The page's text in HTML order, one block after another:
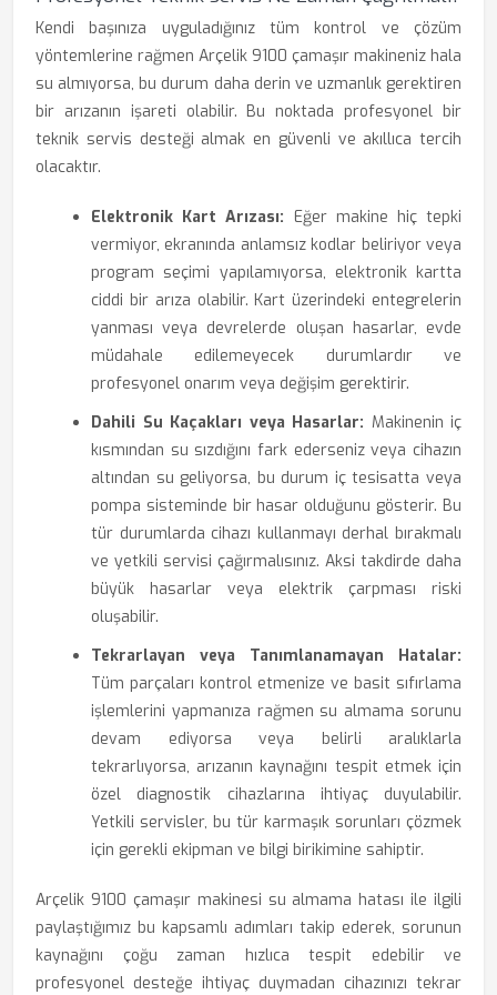
Kendi başınıza uyguladığınız tüm kontrol ve çözüm
yöntemlerine rağmen Arçelik 9100 çamaşır makineniz hala
su almıyorsa, bu durum daha derin ve uzmanlık gerektiren
bir arızanın işareti olabilir. Bu noktada profesyonel bir
teknik servis desteği almak en güvenli ve akıllıca tercih
olacaktır.
Elektronik Kart Arızası: Eğer makine hiç tepki
vermiyor, ekranında anlamsız kodlar beliriyor veya
program seçimi yapılamıyorsa, elektronik kartta
ciddi bir arıza olabilir. Kart üzerindeki entegrelerin
yanması veya devrelerde oluşan hasarlar, evde
müdahale edilemeyecek durumlardır ve
profesyonel onarım veya değişim gerektirir.
Dahili Su Kaçakları veya Hasarlar: Makinenin iç
kısmından su sızdığını fark ederseniz veya cihazın
altından su geliyorsa, bu durum iç tesisatta veya
pompa sisteminde bir hasar olduğunu gösterir. Bu
tür durumlarda cihazı kullanmayı derhal bırakmalı
ve yetkili servisi çağırmalısınız. Aksi takdirde daha
büyük hasarlar veya elektrik çarpması riski
oluşabilir.
Tekrarlayan veya Tanımlanamayan Hatalar:
Tüm parçaları kontrol etmenize ve basit sıfırlama
işlemlerini yapmanıza rağmen su almama sorunu
devam ediyorsa veya belirli aralıklarla
tekrarlıyorsa, arızanın kaynağını tespit etmek için
özel diagnostik cihazlarına ihtiyaç duyulabilir.
Yetkili servisler, bu tür karmaşık sorunları çözmek
için gerekli ekipman ve bilgi birikimine sahiptir.
Arçelik 9100 çamaşır makinesi su almama hatası ile ilgili
paylaştığımız bu kapsamlı adımları takip ederek, sorunun
kaynağını çoğu zaman hızlıca tespit edebilir ve
profesyonel desteğe ihtiyaç duymadan cihazınızı tekrar